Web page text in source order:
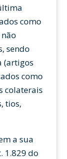
como
sendo
(artigos
como
colaterais
tios,
a sua
1.829 do